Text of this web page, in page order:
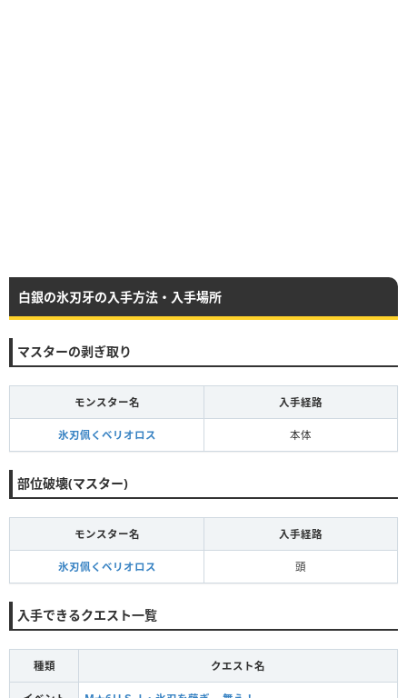
白銀の氷刃牙の入手方法・入手場所
マスターの剥ぎ取り
モンスター名 入手経路
氷刃佩くベリオロス 本体
部位破壊(マスター)
モンスター名 入手経路
氷刃佩くベリオロス 頭
入手できるクエスト一覧
種類 クエスト名